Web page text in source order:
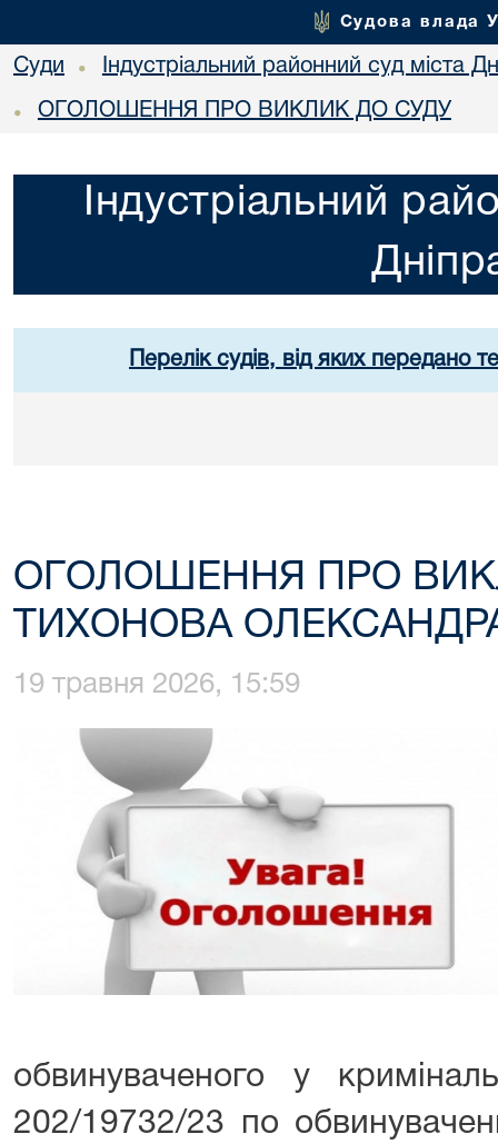
Судова влада
Суди • Індустріальний районний суд міста
• ОГОЛОШЕННЯ ПРО ВИКЛИК ДО СУДУ
Індустріальний
Перелік судів, від яких передано
ОГОЛОШЕННЯ ПРО
ТИХОНОВА
19 травня 2026, 15:59
обвинуваченого у
202/19732/23 по